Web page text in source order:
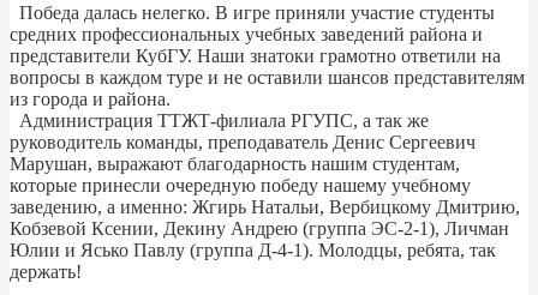
Победа далась нелегко. В игре приняли участие студенты
средних профессиональных учебных заведений района и
представители КубГУ. Наши знатоки грамотно ответили на
вопросы в каждом туре и не оставили шансов представителям
из города и района.
Администрация ТТЖТ-филиала РГУПС, а так же
руководитель команды, преподаватель Денис Сергеевич
Марушан, выражают благодарность нашим студентам,
которые принесли очередную победу нашему учебному
заведению, а именно: Жгирь Натальи, Вербицкому Дмитрию,
Кобзевой Ксении, Декину Андрею (группа ЭС-2-1), Личман
Юлии и Ясько Павлу (группа Д-4-1). Молодцы, ребята, так
держать!